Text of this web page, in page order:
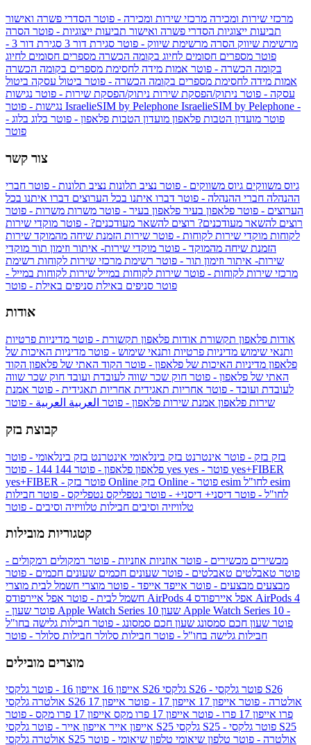
מרכזי שירות ומכירה מרכזי שירות ומכירה - פוטר הסדרי פשרה ואישור
תביעות ייצוגיות הסדרי פשרה ואישור תביעות ייצוגיות - פוטר הסרה
מרשימת שיווק הסרה מרשימת שיווק - פוטר סגירת דור 3
סגירת דור 3 -
פוטר מספרים חסומים לחיוג בקומה הכשרה מספרים חסומים לחיוג
בקומה הכשרה - פוטר אמות מידה לחסימת מספרים בקומה הכשרה
אמות מידה לחסימת מספרים בקומה הכשרה - פוטר ביטול עסקה ביטול
עסקה - פוטר ניתוק/הפסקת שירות ניתוק/הפסקת שירות - פוטר נגישות
IsraelieSIM by Pelephone IsraelieSIM by Pelephone -
פוטר מועדון הטבות פלאפון מועדון הטבות פלאפון - פוטר בלוג בלוג -
פוטר
צור קשר
גיוס משווקים גיוס משווקים - פוטר נציב תלונות נציב תלונות - פוטר חברי
ההנהלה חברי ההנהלה - פוטר דברו איתנו בכל הערוצים דברו איתנו בכל
הערוצים - פוטר פלאפון בעיר פלאפון בעיר - פוטר משרות משרות - פוטר
רוצים להשאר מעודכנים? רוצים להשאר מעודכנים? - פוטר מוקדי שירות
לקוחות מוקדי שירות לקוחות - פוטר שירות הזמנת שיחה מהמוקד שירות
הזמנת שיחה מהמוקד - פוטר מוקדי שירות- איתור וזימון תור מוקדי
שירות- איתור וזימון תור - פוטר רשימת מרכזי שירות לקוחות רשימת
מרכזי שירות לקוחות - פוטר שירות לקוחות במייל שירות לקוחות במייל -
פוטר סניפים באילת סניפים באילת - פוטר
אודות
אודות פלאפון תקשורת אודות פלאפון תקשורת - פוטר מדיניות פרטיות
ותנאי שימוש מדיניות פרטיות ותנאי שימוש - פוטר מדיניות האיכות של
פלאפון מדיניות האיכות של פלאפון - פוטר הקוד האתי של פלאפון הקוד
האתי של פלאפון - פוטר חוק שכר שווה לעובדת ועובד חוק שכר שווה
לעובדת ועובד - פוטר אחריות תאגידית אחריות תאגידית - פוטר אמנת
שירות פלאפון אמנת שירות פלאפון - פוטר العربية العربية - פוטר
קבוצת בזק
בזק בזק - פוטר אינטרנט בזק בינלאומי אינטרנט בזק בינלאומי - פוטר
פלאפון פלאפון - פוטר 144 yes
yes+FIBER
yes+FIBER - פוטר בזק Online
esim
לחו"ל - פוטר דיסני+ דיסני+ - פוטר נטפליקס נטפליקס - פוטר חבילות
טלוויזיה וסיבים חבילות טלוויזיה וסיבים - פוטר
קטגוריות מובילות
מכשירים מכשירים - פוטר אוזניות אוזניות - פוטר רמקולים רמקולים -
פוטר טאבלטים טאבלטים - פוטר שעונים חכמים שעונים חכמים - פוטר
מבצעים מבצעים - פוטר אייפד אייפד - פוטר מוצרי חשמל לבית מוצרי
חשמל לבית - פוטר אפל איירפודס AirPods 4 אפל איירפודס AirPods 4
- פוטר שעון Apple Watch Series 10 שעון Apple Watch Series 10 -
פוטר שעון חכם סמסונג שעון חכם סמסונג - פוטר חבילות גלישה בחו"ל
חבילות גלישה בחו"ל - פוטר חבילות סלולר חבילות סלולר - פוטר
מוצרים מובילים
אייפון 16 אייפון 16 - פוטר גלקסי S26 גלקסי S26 - פוטר גלקסי S26
אולטרה
גלקסי S26 אולטרה - פוטר אייפון 17 אייפון 17 - פוטר
אייפון 17
פרו אייפון 17 פרו - פוטר אייפון 17 פרו מקס
אייפון 17 פרו מקס - פוטר
אייפון אייר אייפון אייר - פוטר גלקסי S25 גלקסי S25 - פוטר גלקסי S25
אולטרה
גלקסי S25 אולטרה - פוטר טלפון שיאומי טלפון שיאומי - פוטר